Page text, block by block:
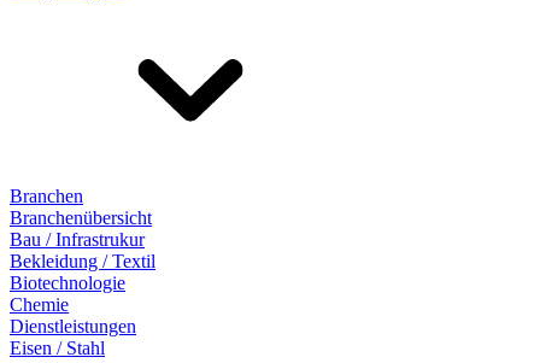
Branchen
Branchenübersicht
Bau / Infrastrukur
Bekleidung / Textil
Biotechnologie
Chemie
Dienstleistungen
Eisen / Stahl